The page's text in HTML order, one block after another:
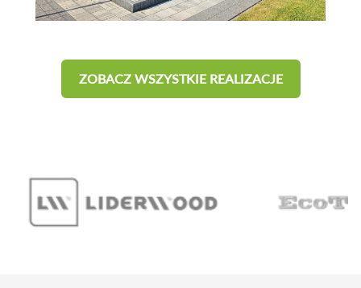
ZOBACZ WSZYSTKIE REALIZACJE